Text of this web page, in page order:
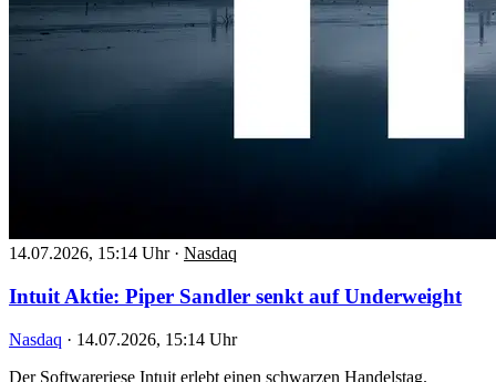
14.07.2026, 15:14 Uhr · Nasdaq
Intuit Aktie: Piper Sandler senkt auf Underweight
Nasdaq · 14.07.2026, 15:14 Uhr
Der Softwareriese Intuit erlebt einen schwarzen Handelstag.